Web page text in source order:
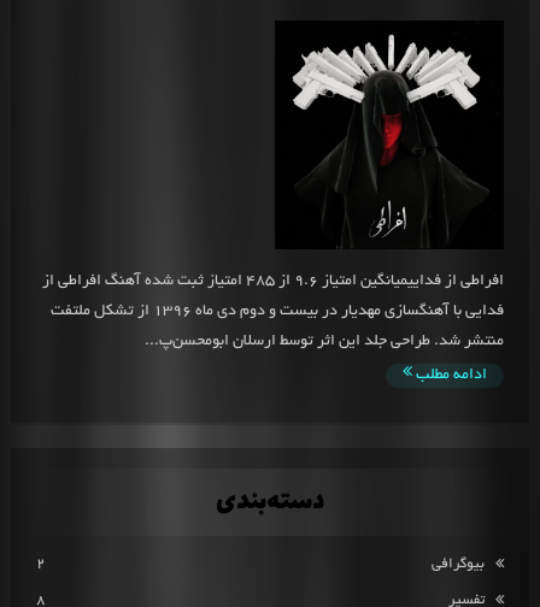
افراطی از فداییمیانگین امتیاز 9.6 از 485 امتیاز ثبت شده آهنگ افراطی از
فدایی با آهنگسازی مهدیار در بیست و دوم دی ماه 1396 از تشکل ملتفت
منتشر شد. طراحی جلد این اثر توسط ارسلان ابومحسن‌پ...
ادامه مطلب
دسته‌بندی
بیوگرافی 2
تفسیر 8